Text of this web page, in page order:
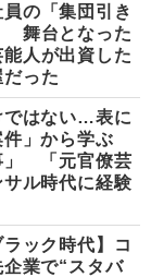
員の「集団引き
舞台となった
人が出資した
った
ではない…表に
」から学ぶ
」 「元官僚芸
ル時代に経験
ラック時代】コ
業で“スタバ